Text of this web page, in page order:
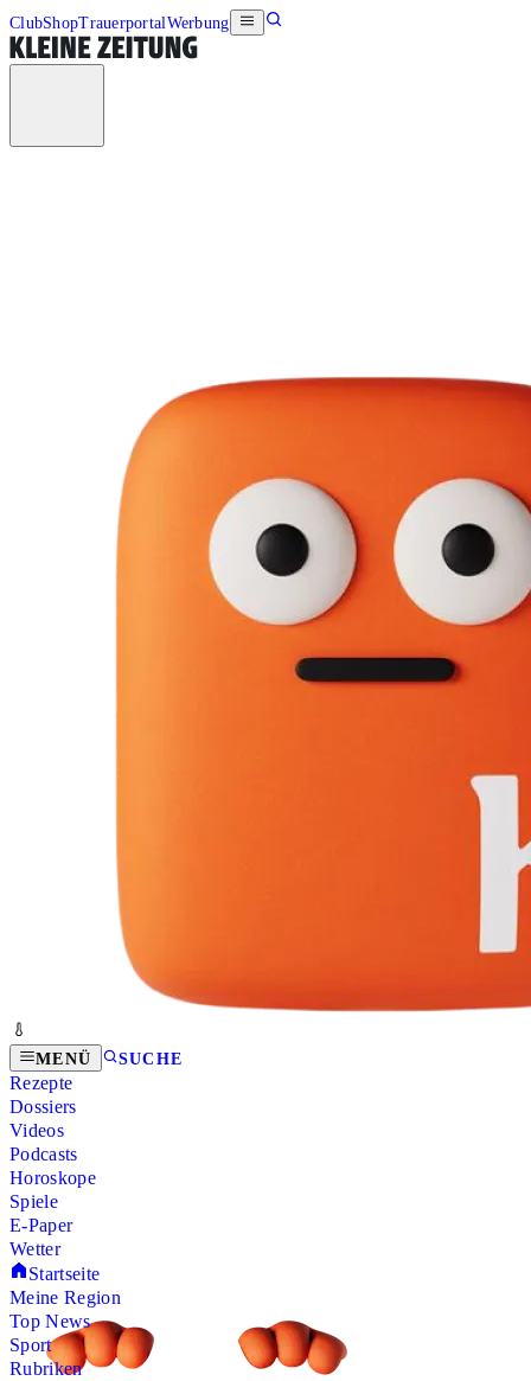
ClubShopTrauerportalWerbung
MENÜ SUCHE
Rezepte
Dossiers
Videos
Podcasts
Horoskope
Spiele
E-Paper
Wetter
Startseite
Meine Region
Top News
Sport
Rubriken